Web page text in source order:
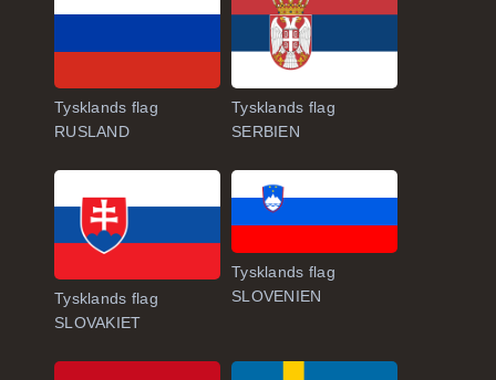
Tysklands flag
RUSLAND
Tysklands flag
SERBIEN
Tysklands flag
SLOVAKIET
Tysklands flag
SLOVENIEN